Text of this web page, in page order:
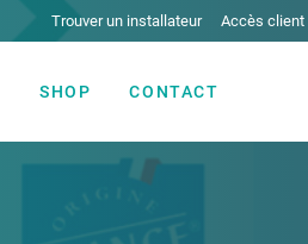
Trouver un installateur Accès client
SHOP CONTACT